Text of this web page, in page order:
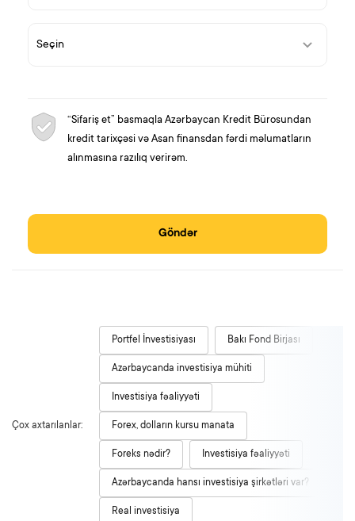
“Sifariş et” basmaqla Azərbaycan Kredit Bürosundan
kredit tarixçəsi və Asan finansdan fərdi məlumatların
alınmasına razılıq verirəm.
Göndər
Çox axtarılanlar:
Portfel İnvestisiyası Bakı Fond Birjası
Azərbaycanda investisiya mühiti
Investisiya fəaliyyəti
Forex, dolların kursu manata
Foreks nədir? Investisiya fəaliyyəti
Azərbaycanda hansı investisiya şirkətləri var?
Real investisiya